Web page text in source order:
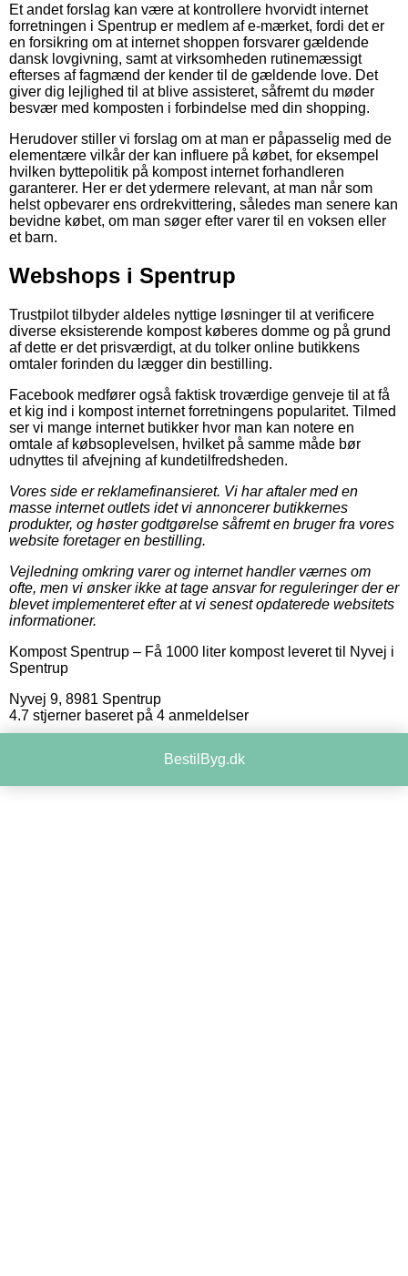
Et andet forslag kan være at kontrollere hvorvidt internet
forretningen i Spentrup er medlem af e-mærket, fordi det er
en forsikring om at internet shoppen forsvarer gældende
dansk lovgivning, samt at virksomheden rutinemæssigt
efterses af fagmænd der kender til de gældende love. Det
giver dig lejlighed til at blive assisteret, såfremt du møder
besvær med komposten i forbindelse med din shopping.
Herudover stiller vi forslag om at man er påpasselig med de
elementære vilkår der kan influere på købet, for eksempel
hvilken byttepolitik på kompost internet forhandleren
garanterer. Her er det ydermere relevant, at man når som
helst opbevarer ens ordrekvittering, således man senere kan
bevidne købet, om man søger efter varer til en voksen eller
et barn.
Webshops i Spentrup
Trustpilot tilbyder aldeles nyttige løsninger til at verificere
diverse eksisterende kompost køberes domme og på grund
af dette er det prisværdigt, at du tolker online butikkens
omtaler forinden du lægger din bestilling.
Facebook medfører også faktisk troværdige genveje til at få
et kig ind i kompost internet forretningens popularitet. Tilmed
ser vi mange internet butikker hvor man kan notere en
omtale af købsoplevelsen, hvilket på samme måde bør
udnyttes til afvejning af kundetilfredsheden.
Vores side er reklamefinansieret. Vi har aftaler med en
masse internet outlets idet vi annoncerer butikkernes
produkter, og høster godtgørelse såfremt en bruger fra vores
website foretager en bestilling.
Vejledning omkring varer og internet handler værnes om
ofte, men vi ønsker ikke at tage ansvar for reguleringer der er
blevet implementeret efter at vi senest opdaterede websitets
informationer.
Kompost Spentrup – Få 1000 liter kompost leveret til Nyvej i
Spentrup
Nyvej 9, 8981 Spentrup
4.7 stjerner baseret på 4 anmeldelser
BestilByg.dk